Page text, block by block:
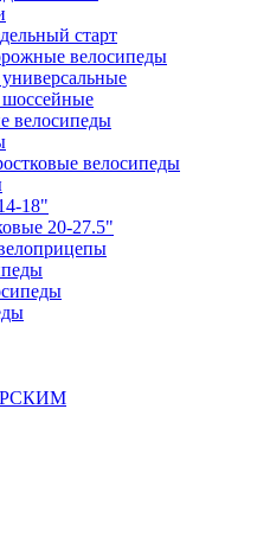
старт
велосипеды
велосипеды
велосипеды
18"
20-27.5"